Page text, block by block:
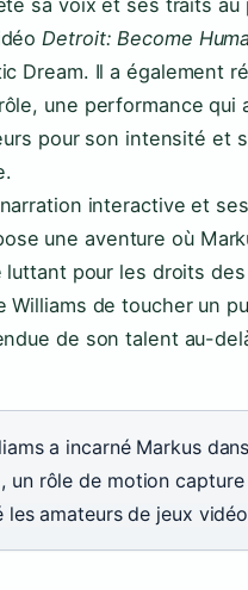
Detroit: Become
Dream. Il a également
une performance qui
pour son intensité et
interactive et
une aventure où
pour les droits
Williams de toucher un
de son talent au-
a incarné Markus
un rôle de motion
amateurs de jeux